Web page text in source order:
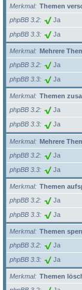
Merkmal
Themen
phpBB 3.2
Ja
phpBB 3.3 Ja
Merkmal
Mehrere
phpBB 3.2
Ja
phpBB 3.3 Ja
Merkmal
Themen
phpBB 3.2
Ja
phpBB 3.3 Ja
Merkmal
Mehrere
phpBB 3.2
Ja
phpBB 3.3 Ja
Merkmal
Themen
phpBB 3.2
Ja
phpBB 3.3 Ja
Merkmal
Themen
phpBB 3.2
Ja
phpBB 3.3 Ja
Merkmal
Themen